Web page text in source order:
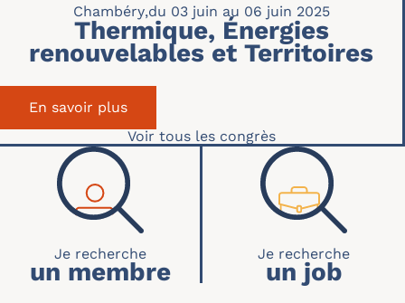
Chambéry,du 03 juin au 06 juin 2025
Thermique, Énergies
renouvelables et Territoires
En savoir plus
Voir tous les congrès
RECHERCHE ACCUEIL
un membre un job